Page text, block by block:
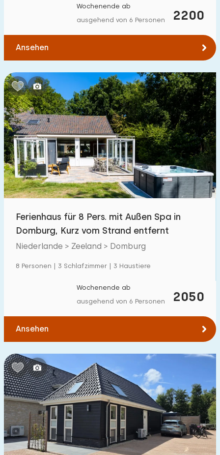
5 10
1 2
Zu öffentlichen Verkehrsmitteln(max. km):
0,2 0,5 1 2 5
Unterkunft
Nicht im Ferienpark 4
Im Ferienpark 0
Einfamilienhaus
Ferienbauernhof
Villa
Kinderfreundlich
Kindermöbel
Eingezäunter Garten
Spielgeräte im Garten 1
Hallenbad 0
Freibad 1
Kinderanimation 0
2200
Wochenende ab
ausgehend von 6 Personen
Ansehen
Ferienhaus für 8 Pers. mit Außen Spa in
Domburg, Kurz vom Strand entfernt
Niederlande > Zeeland > Domburg
8 Personen | 3 Schlafzimmer | 3 Haustiere
2050
Wochenende ab
ausgehend von 6 Personen
Ansehen